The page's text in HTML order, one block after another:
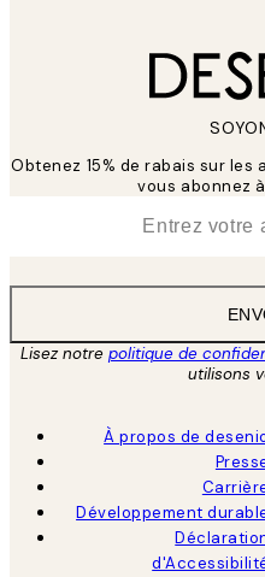
Obtenez 15% de rabais sur
vous abonnez
Lisez notre politique de
utilisons
À propos de
Développement